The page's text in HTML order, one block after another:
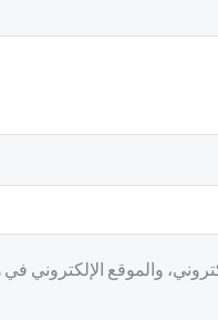
والموقع الإلكتروني